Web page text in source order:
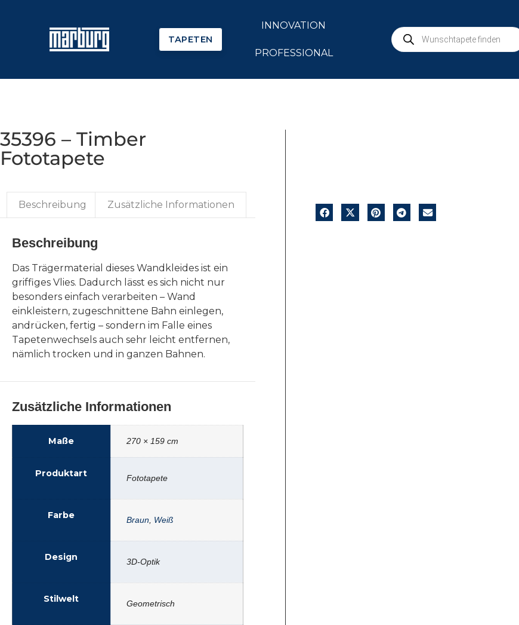
TAPETEN
INNOVATION
PROFESSIONAL
35396 – Timber
Fototapete
Beschreibung Zusätzliche Informationen
Beschreibung
Das Trägermaterial dieses Wandkleides ist ein
griffiges Vlies. Dadurch lässt es sich nicht nur
besonders einfach verarbeiten – Wand
einkleistern, zugeschnittene Bahn einlegen,
andrücken, fertig – sondern im Falle eines
Tapetenwechsels auch sehr leicht entfernen,
nämlich trocken und in ganzen Bahnen.
Zusätzliche Informationen
Maße 270 × 159 cm
Produktart Fototapete
Farbe Braun Weiß
Design 3D-Optik
Stilwelt Geometrisch